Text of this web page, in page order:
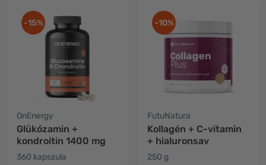
-15%
OnEnergy
Glükózamin +
kondroitin 1400 mg
360 kapszula
-10%
FutuNatura
Kollagén + C-vitamin
+ hialuronsav
250 g